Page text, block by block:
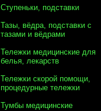
Ступеньки, подставки
Тазы, вёдра, подставки с
тазами и вёдрами
Тележки медицинские для
белья, лекарств
Тележки скорой помощи,
процедурные тележки
Тумбы медицинские